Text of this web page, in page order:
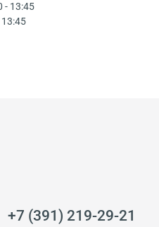
- 13:45
+7 (391) 219-29-21